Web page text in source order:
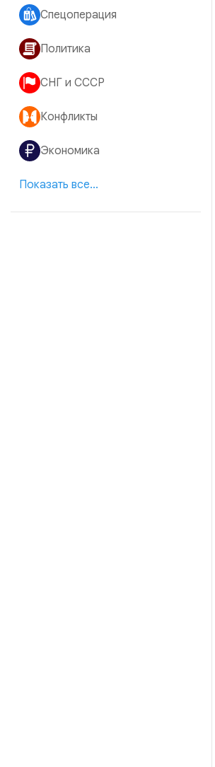
Спецоперация
Политика
СНГ и СССР
Конфликты
Экономика
Показать все...